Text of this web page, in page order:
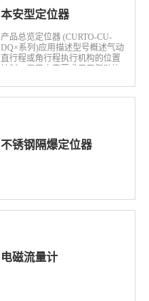
本安型定位器
产品总览定位器 (CURTO-CU-
DQ×系列)应用描述型号概述气动
直行程或角行程执行机构的位置
不锈钢隔爆定位器
电磁流量计